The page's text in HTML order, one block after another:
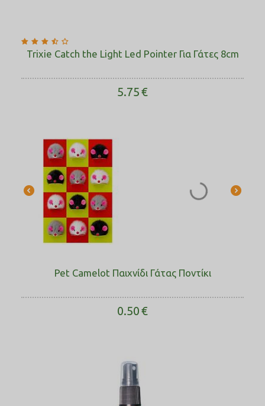
Trixie Catch the Light Led Pointer Για Γάτες 8cm
5.75€
Pet Camelot Παιχνίδι Γάτας Ποντίκι
0.50€